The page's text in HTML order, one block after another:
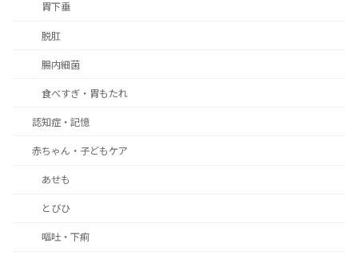
胃下垂
脱肛
腸内細菌
食べすぎ・胃もたれ
認知症・記憶
赤ちゃん・子どもケア
あせも
とびひ
嘔吐・下痢